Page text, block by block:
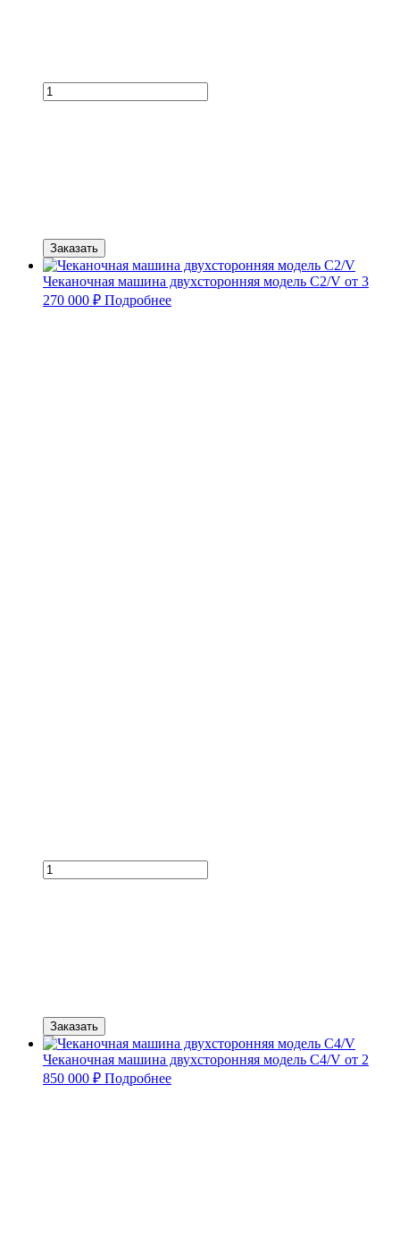
Заказать
Чеканочная машина двухсторонняя модель C2/V от 3
270 000 ₽ Подробнее
Заказать
Чеканочная машина двухсторонняя модель C4/V от 2
850 000 ₽ Подробнее